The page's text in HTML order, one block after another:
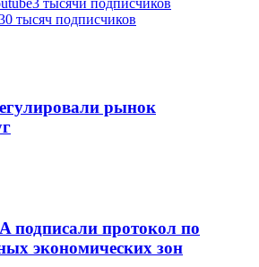
3 тысячи подписчиков
тысяч подписчиков
рынок
подписали протокол по
экономических зон